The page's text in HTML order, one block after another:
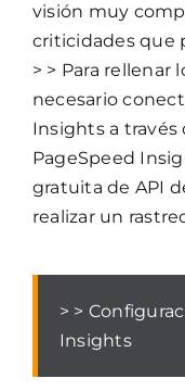
visión muy
criticidades que
> > Para rellenar
necesario
Insights a través
PageSpeed
gratuita de API
realizar un
> >
Insights